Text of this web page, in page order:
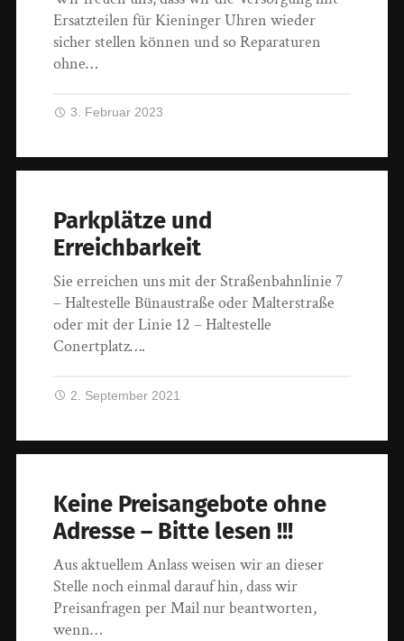
Ersatzteilen für Kieninger Uhren wieder
sicher stellen können und so Reparaturen
ohne…
3. Februar 2023
Parkplätze und
Erreichbarkeit
Sie erreichen uns mit der Straßenbahnlinie 7
– Haltestelle Bünaustraße oder Malterstraße
oder mit der Linie 12 – Haltestelle
Conertplatz….
2. September 2021
Keine Preisangebote ohne
Adresse – Bitte lesen !!!
Aus aktuellem Anlass weisen wir an dieser
Stelle noch einmal darauf hin, dass wir
Preisanfragen per Mail nur beantworten,
wenn…